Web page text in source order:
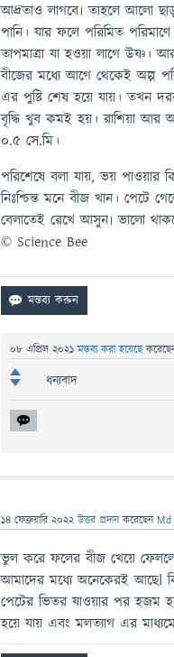
আদ্রতাও লাগবে৷ তাহলে আলো
পানি। যার ফলে পরিমিত
তাপমাত্রা যা হওয়া লাগে উষ্ণ।
বীজের মধ্যে আগে থেকেই অল্প
এর পুষ্টি শেষ হয়ে যায়। তখন
বৃদ্ধি খুব কমই হয়। রাশিয়া আর
০.৫ সে.মি।
পরিশেষে বলা যায়, ভয় পাওয়ার
নিঃশ্চিন্ত মনে বীজ খান। পেটে
বেলাতেই রেখে আসুন৷ ভালো
© Science Bee
08 এপ্রিল 2021 মন্তব্য করা হয়েছে
ধন্যবাদ
14 ফেব্রুয়ারি 2022 উত্তর প্রদান করেছেন
ভুল করে ফলের বীজ খেয়ে ফেললে
আমাদের মধ্যে অনেকেরই আছেl
পেটের ভিতর যাওয়ার পর হজম
হয়ে যায় এবং মলত্যাগ এর